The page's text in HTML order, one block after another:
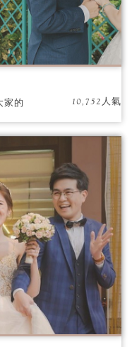
家的
間，
品，
，進
10,752人氣